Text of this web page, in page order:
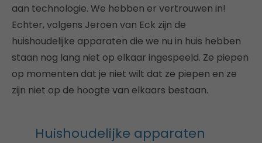
aan technologie. We hebben er vertrouwen in!
Echter, volgens Jeroen van Eck zijn de
huishoudelijke apparaten die we nu in huis hebben
staan nog lang niet op elkaar ingespeeld. Ze piepen
op momenten dat je niet wilt dat ze piepen en ze
zijn niet op de hoogte van elkaars bestaan.
Huishoudelijke apparaten